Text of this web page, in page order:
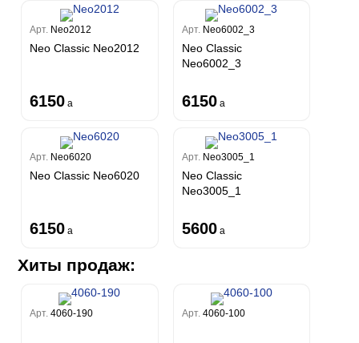
Арт. Neo2012
Neo Classic Neo2012
6150 a
Арт. Neo6002_3
Neo Classic
Neo6002_3
6150 a
Арт. Neo6020
Neo Classic Neo6020
6150 a
Арт. Neo3005_1
Neo Classic
Neo3005_1
5600 a
Хиты продаж:
Арт.4060-190 Арт. 4060-100